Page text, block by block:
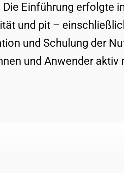
Einführung erfolgte
und pit –
und Schulung der
und Anwender aktiv